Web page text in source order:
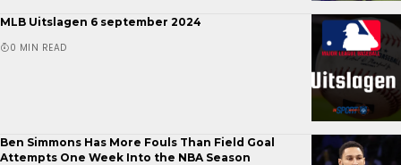
MLB Uitslagen 6 september 2024
0 MIN READ
Ben Simmons Has More Fouls Than Field Goal
Attempts One Week Into the NBA Season